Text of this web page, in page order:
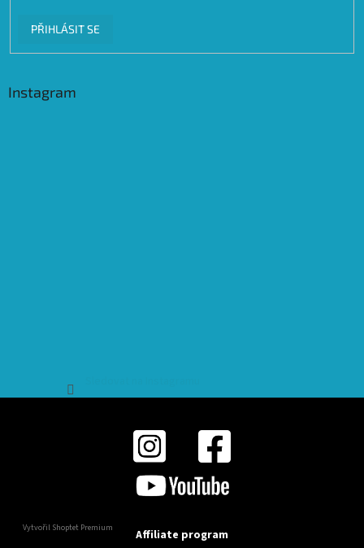
PŘIHLÁSIT SE
Instagram
Vytvořil Shoptet Premium Affiliate program